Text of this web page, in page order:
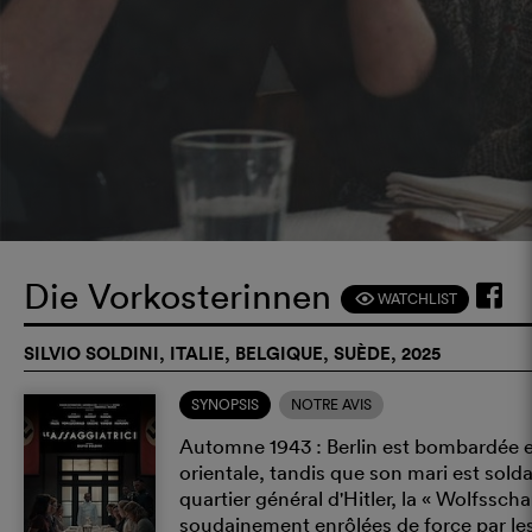
Die Vorkosterinnen F WATCHLIST
SILVIO SOLDINI, ITALIE, BELGIQUE, SUÈDE, 2025
SYNOPSIS NOTRE AVIS
Automne 1943 : Berlin est bombardée
orientale, tandis que son mari est
quartier général d'Hitler, la «
soudainement enrôlées de force par